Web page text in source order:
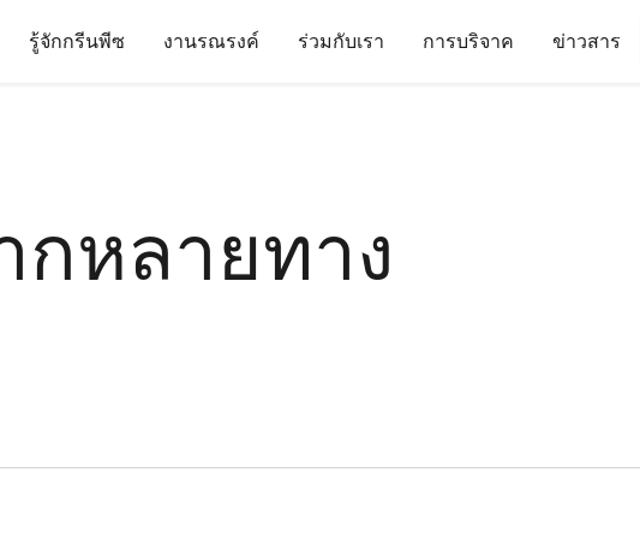
รู้จักกรีนพีซ งานรณรงค์ ร่วมกับเรา การบริจาค ข่าวสาร
กหลายทาง